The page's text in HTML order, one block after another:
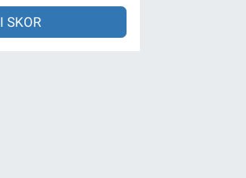
SKOR